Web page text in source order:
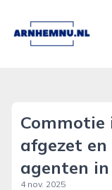
arnhemnu.nl
afgezet
agenten
4 nov. 2025